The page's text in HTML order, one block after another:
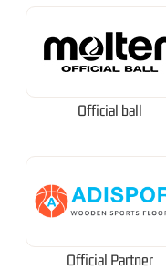
Official ball
Official Partner